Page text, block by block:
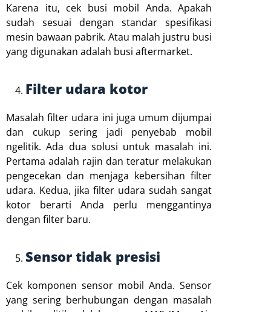
Karena itu, cek busi mobil Anda. Apakah
sudah sesuai dengan standar spesifikasi
mesin bawaan pabrik. Atau malah justru busi
yang digunakan adalah busi aftermarket.
Filter udara kotor
Masalah filter udara ini juga umum dijumpai
dan cukup sering jadi penyebab mobil
ngelitik. Ada dua solusi untuk masalah ini.
Pertama adalah rajin dan teratur melakukan
pengecekan dan menjaga kebersihan filter
udara. Kedua, jika filter udara sudah sangat
kotor berarti Anda perlu menggantinya
dengan filter baru.
Sensor tidak presisi
Cek komponen sensor mobil Anda. Sensor
yang sering berhubungan dengan masalah